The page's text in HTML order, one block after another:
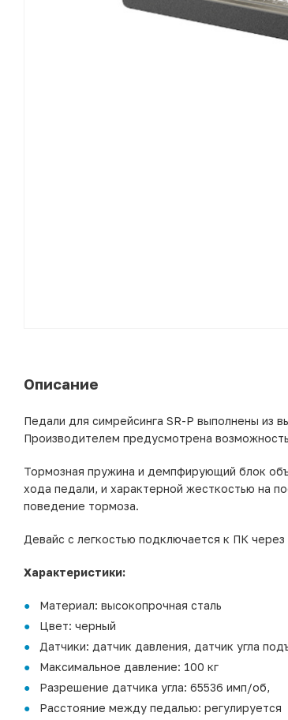
Описание
Педали для симрейсинга SR-P выполнены из
Производителем предусмотрена
Тормозная пружина и демпфирующий блок
хода педали, и характерной жесткостью на
поведение тормоза.
Девайс с легкостью подключается к ПК
Характеристики:
Материал: высокопрочная сталь
Цвет: черный
Датчики: датчик давления, датчик угла
Максимальное давление: 100 кг
Разрешение датчика угла: 65536 имп/об,
Расстояние между педалью: регулируется